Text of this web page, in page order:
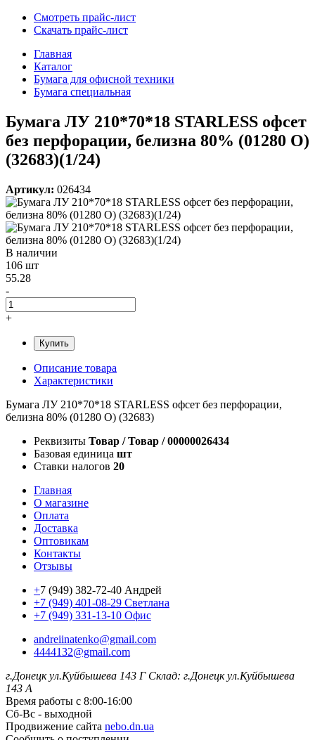
Смотреть прайс-лист
Скачать прайс-лист
Главная
Каталог
Бумага для офисной техники
Бумага специальная
Бумага ЛУ 210*70*18 STARLESS офсет
без перфорации, белизна 80% (01280 О)
(32683)(1/24)
Артикул: 026434
В наличии
106 шт
55.28
-
+
Купить
Описание товара
Характеристики
Бумага ЛУ 210*70*18 STARLESS офсет без перфорации,
белизна 80% (01280 О) (32683)
Реквизиты Товар / Товар / 00000026434
Базовая единица шт
Ставки налогов 20
Главная
О магазине
Оплата
Доставка
Оптовикам
Контакты
Отзывы
+7 (949) 382-72-40 Андрей
+7 (949) 401-08-29 Светлана
+7 (949) 331-13-10 Офис
andreiinatenko@gmail.com
4444132@gmail.com
г.Донецк ул.Куйбышева 143 Г Склад: г.Донецк ул.Куйбышева
143 А
Время работы с 8:00-16:00
Сб-Вс - выходной
Продвижение сайта nebo.dn.ua